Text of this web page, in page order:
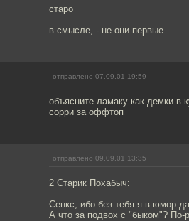
старо
в смысле, - не они первые
отправлено 07.09.01 19:59
объясните ламаку как демки в
сорри за оффтоп
отправлено 09.09.01 13:35
2 Старик Похабыч:
Сенкс, ибо без тебя я в юмор
А что за подвох с "быком"? По-